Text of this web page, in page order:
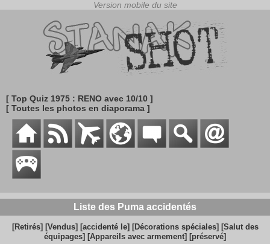
[ Top Quiz 1975 : RENO avec 10/10 ]
[ Toutes les photos en diaporama ]
Liste des Puma accidentés
[Retirés] [Vendus] [accidenté le] [Décorations spéciales] [Salut des
équipages] [Appareils avec armement] [préservé]